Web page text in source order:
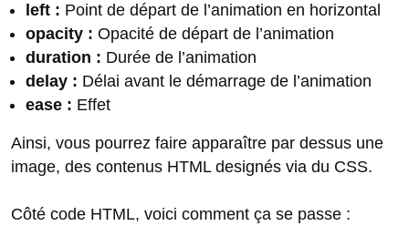
left : Point de départ de l’animation en horizontal
opacity : Opacité de départ de l’animation
duration : Durée de l’animation
delay : Délai avant le démarrage de l’animation
ease : Effet
Ainsi, vous pourrez faire apparaître par dessus une
image, des contenus HTML designés via du CSS.
Côté code HTML, voici comment ça se passe :